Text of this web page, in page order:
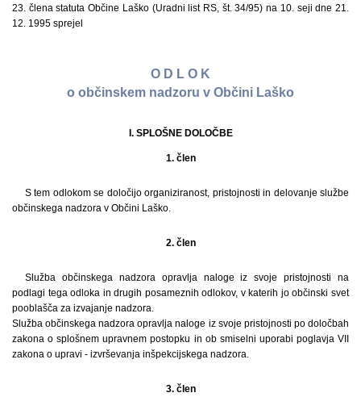
23. člena statuta Občine Laško (Uradni list RS, št. 34/95) na 10. seji dne 21.
12. 1995 sprejel
O D L O K
o občinskem nadzoru v Občini Laško
I. SPLOŠNE DOLOČBE
1. člen
S tem odlokom se določijo organiziranost, pristojnosti in delovanje službe
občinskega nadzora v Občini Laško.
2. člen
Služba občinskega nadzora opravlja naloge iz svoje pristojnosti na
podlagi tega odloka in drugih posameznih odlokov, v katerih jo občinski svet
pooblašča za izvajanje nadzora.
Služba občinskega nadzora opravlja naloge iz svoje pristojnosti po določbah
zakona o splošnem upravnem postopku in ob smiselni uporabi poglavja VII
zakona o upravi - izvrševanja inšpekcijskega nadzora.
3. člen